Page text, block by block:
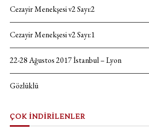
Cezayir Menekşesi v2 Sayı:2
Cezayir Menekşesi v2 Sayı:1
22-28 Ağustos 2017 İstanbul – Lyon
Gözlüklü
ÇOK İNDİRİLENLER